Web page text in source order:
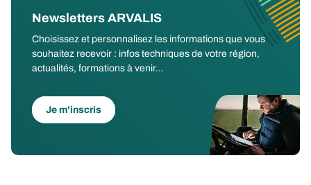
Newsletters ARVALIS
Choisissez et personnalisez les informations que vous
souhaitez recevoir : infos techniques de votre région,
actualités, formations à venir...
Je m'inscris